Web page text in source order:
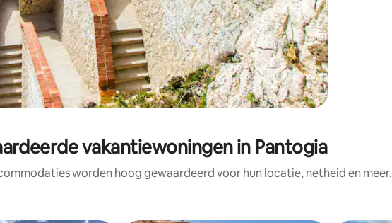
vakantiewoningen in Pantogia
worden hoog gewaardeerd voor hun locatie, netheid en meer.